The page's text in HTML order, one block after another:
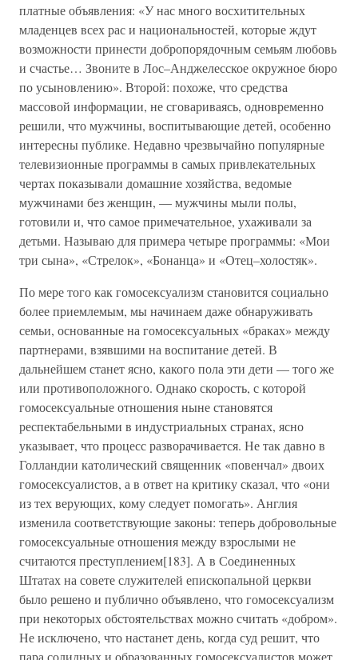
платные объявления: «У нас много восхитительных
младенцев всех рас и национальностей, которые ждут
возможности принести добропорядочным семьям любовь
и счастье… Звоните в Лос–Анджелесское окружное бюро
по усыновлению». Второй: похоже, что средства
массовой информации, не сговариваясь, одновременно
решили, что мужчины, воспитывающие детей, особенно
интересны публике. Недавно чрезвычайно популярные
телевизионные программы в самых привлекательных
чертах показывали домашние хозяйства, ведомые
мужчинами без женщин, — мужчины мыли полы,
готовили и, что самое примечательное, ухаживали за
детьми. Называю для примера четыре программы: «Мои
три сына», «Стрелок», «Бонанца» и «Отец–холостяк».
По мере того как гомосексуализм становится социально
более приемлемым, мы начинаем даже обнаруживать
семьи, основанные на гомосексуальных «браках» между
партнерами, взявшими на воспитание детей. В
дальнейшем станет ясно, какого пола эти дети — того же
или противоположного. Однако скорость, с которой
гомосексуальные отношения ныне становятся
респектабельными в индустриальных странах, ясно
указывает, что процесс разворачивается. Не так давно в
Голландии католический священник «повенчал» двоих
гомосексуалистов, а в ответ на критику сказал, что «они
из тех верующих, кому следует помогать». Англия
изменила соответствующие законы: теперь добровольные
гомосексуальные отношения между взрослыми не
считаются преступлением[183]. А в Соединенных
Штатах на совете служителей епископальной церкви
было решено и публично объявлено, что гомосексуализм
при некоторых обстоятельствах можно считать «добром».
Не исключено, что настанет день, когда суд решит, что
пара солидных и образованных гомосексуалистов может